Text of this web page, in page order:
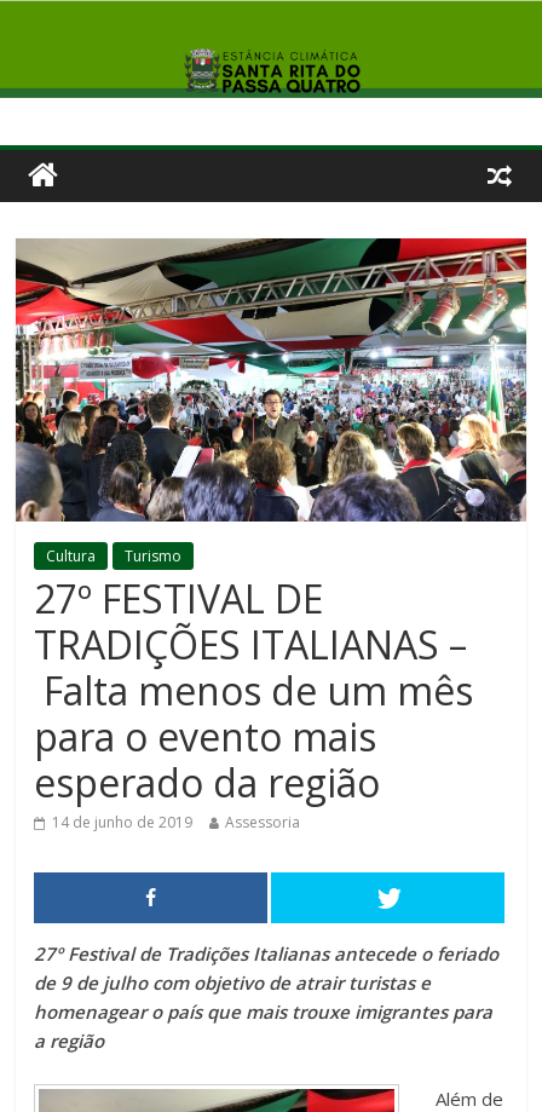
Cultura Turismo
27º FESTIVAL DE
TRADIÇÕES ITALIANAS –
Falta menos de um mês
para o evento mais
esperado da região
14 de junho de 2019 Assessoria
27º Festival de Tradições Italianas antecede o feriado
de 9 de julho com objetivo de atrair turistas e
homenagear o país que mais trouxe imigrantes para
a região
Além de